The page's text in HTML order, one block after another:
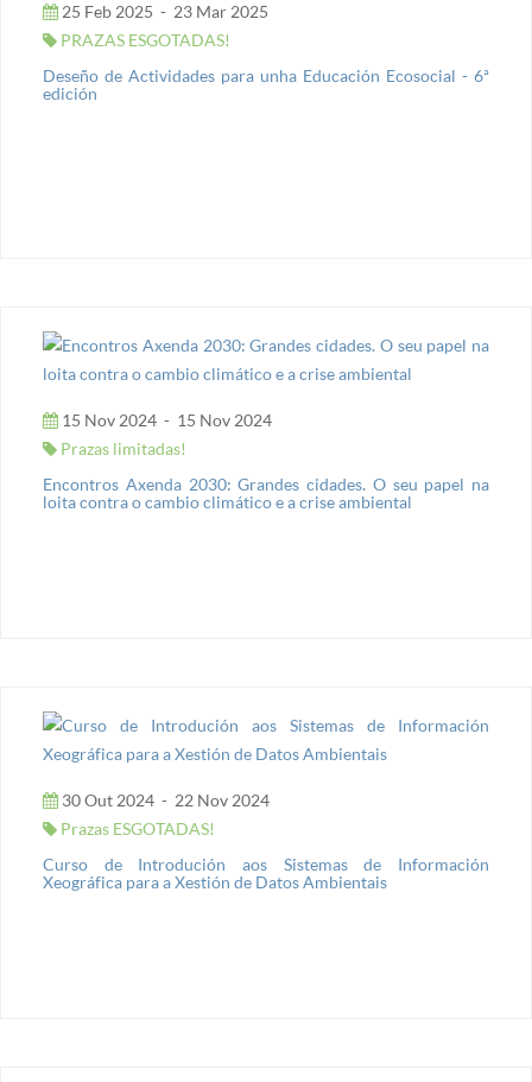
25 Feb 2025 - 23 Mar 2025
PRAZAS ESGOTADAS!
Deseño de Actividades para unha Educación Ecosocial - 6ª
edición
15 Nov 2024 - 15 Nov 2024
Prazas limitadas!
Encontros Axenda 2030: Grandes cidades. O seu papel na
loita contra o cambio climático e a crise ambiental
30 Out 2024 - 22 Nov 2024
Prazas ESGOTADAS!
Curso de Introdución aos Sistemas de Información
Xeográfica para a Xestión de Datos Ambientais